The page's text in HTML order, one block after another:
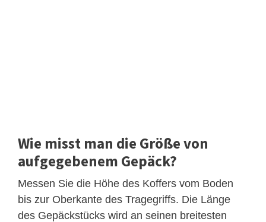
Wie misst man die Größe von
aufgegebenem Gepäck?
Messen Sie die Höhe des Koffers vom Boden
bis zur Oberkante des Tragegriffs. Die Länge
des Gepäckstücks wird an seinen breitesten